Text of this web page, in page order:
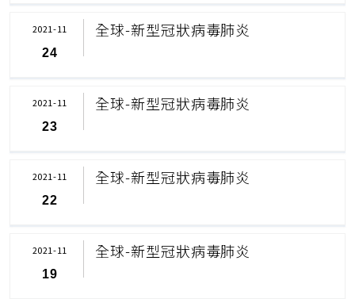
全球-新型冠狀病毒肺炎
2021-11
24
全球-新型冠狀病毒肺炎
2021-11
23
全球-新型冠狀病毒肺炎
2021-11
22
全球-新型冠狀病毒肺炎
2021-11
19